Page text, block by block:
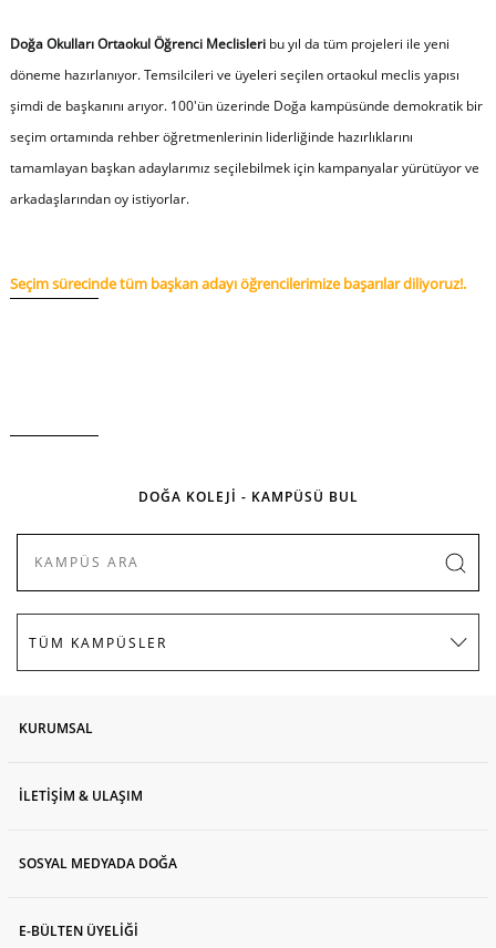
Doğa Okulları Ortaokul Öğrenci Meclisleribu yıl da tüm projeleri ile yeni
döneme hazırlanıyor. Temsilcileri ve üyeleri seçilen ortaokul meclis yapısı
şimdi de başkanını arıyor. 100'ün üzerinde Doğa kampüsünde demokratik bir
seçim ortamında rehber öğretmenlerinin liderliğinde hazırlıklarını
tamamlayan başkan adaylarımız seçilebilmek için kampanyalar yürütüyor ve
arkadaşlarından oy istiyorlar.
Seçim sürecinde tüm başkan adayı öğrencilerimize başarılar diliyoruz!.
DOĞA KOLEJİ - KAMPÜSÜ BUL
KURUMSAL
İLETİŞİM & ULAŞIM
SOSYAL MEDYADA DOĞA
E-BÜLTEN ÜYELİĞİ